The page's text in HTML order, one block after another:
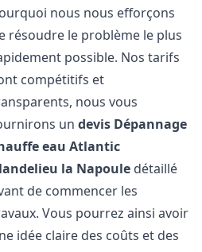
nous nous efforçons
résoudre le problème le plus
possible. Nos tarifs
compétitifs et
nous vous
undevis Dépannage
eau Atlantic
la Napoule détaillé
de commencer les
Vous pourrez ainsi avoir
idée claire des coûts et des